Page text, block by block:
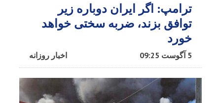
ترامپ: اگر ایران دوباره زیر
توافق بزند، ضربه سختی خواهد
خورد
اخبار روزانه 5 آگوست 09:25